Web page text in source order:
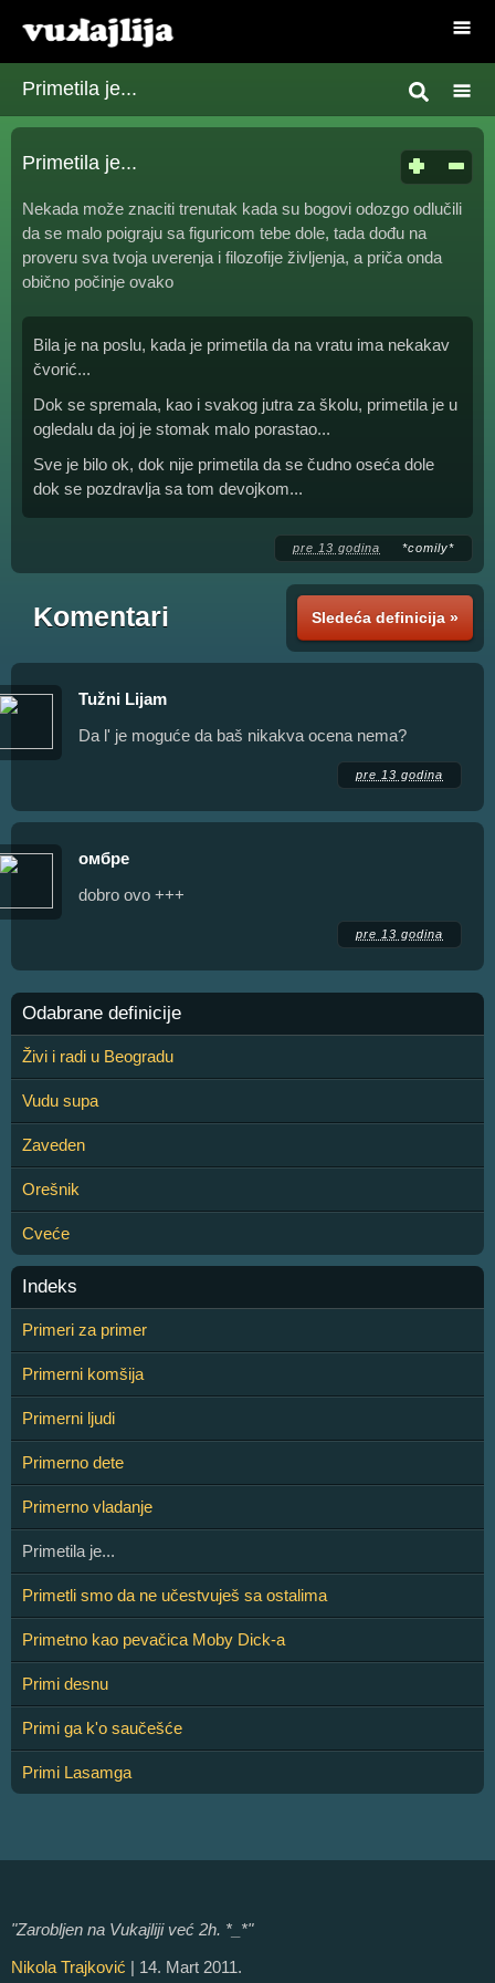
Primetila je...
Primetila je...
Nekada može znaciti trenutak kada su bogovi odozgo odlučili
da se malo poigraju sa figuricom tebe dole, tada dođu na
proveru sva tvoja uverenja i filozofije življenja, a priča onda
obično počinje ovako
Bila je na poslu, kada je primetila da na vratu ima nekakav
čvorić...
Dok se spremala, kao i svakog jutra za školu, primetila je u
ogledalu da joj je stomak malo porastao...
Sve je bilo ok, dok nije primetila da se čudno oseća dole
dok se pozdravlja sa tom devojkom...
pre 13 godina *comily*
Sledeća definicija »
Komentari
Tužni Lijam
Da l' je moguće da baš nikakva ocena nema?
pre 13 godina
омбре
dobro ovo +++
pre 13 godina
Odabrane definicije
Živi i radi u Beogradu
Vudu supa
Zaveden
Orešnik
Cveće
Indeks
Primeri za primer
Primerni komšija
Primerni ljudi
Primerno dete
Primerno vladanje
Primetila je...
Primetli smo da ne učestvuješ sa ostalima
Primetno kao pevačica Moby Dick-a
Primi desnu
Primi ga k'o saučešće
Primi Lasamga
"Zarobljen na Vukajliji već 2h. *_*"
Nikola Trajković | 14. Mart 2011.